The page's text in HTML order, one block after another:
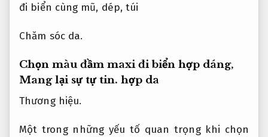
Chăm sóc da.
Chọn màu đầm maxi đi biển hợp dáng,
Mang lại sự tự tin. hợp da
Thương hiệu.
Một trong những yếu tố quan trọng khi chọn